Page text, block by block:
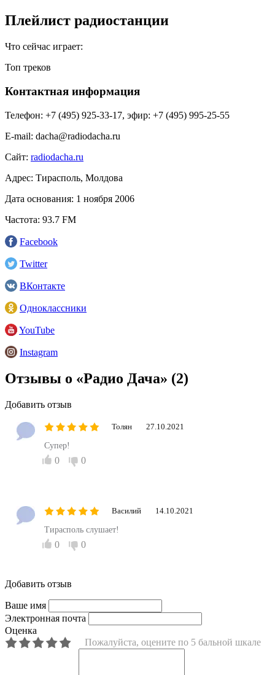
Плейлист радиостанции
Что сейчас играет:
Топ треков
Контактная информация
Телефон: +7 (495) 925-33-17, эфир: +7 (495) 995-25-55
E-mail: dacha@radiodacha.ru
Сайт: radiodacha.ru
Адрес: Тирасполь, Молдова
Дата основания: 1 ноября 2006
Частота: 93.7 FM
Facebook
Twitter
ВКонтакте
Одноклассники
YouTube
Instagram
Отзывы о «Радио Дача» (2)
Добавить отзыв
Толян 27.10.2021
Супер!
0 0
Василий 14.10.2021
Тирасполь слушает!
0 0
Добавить отзыв
Ваше имя
Электронная почта
Оценка
Пожалуйста, оцените по 5 бальной шкале